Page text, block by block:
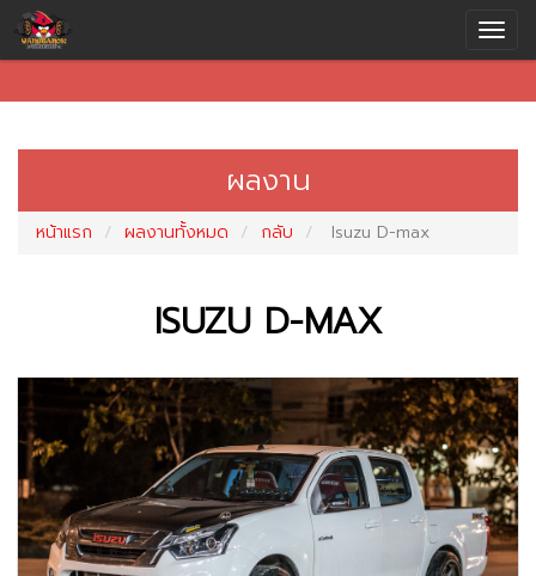
ผลงาน
หน้าแรก ผลงานทั้งหมด กลับ Isuzu D-max
ISUZU D-MAX